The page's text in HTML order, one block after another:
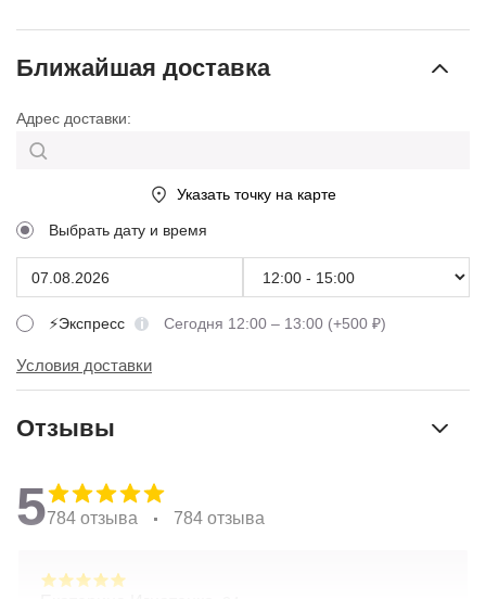
Ближайшая доставка
Адрес доставки:
Указать точку на карте
Выбрать дату и время
⚡Экспресс Сегодня 12:00 – 13:00 (+500 ₽)
Условия доставки
Отзывы
5784 отзыва 784 отзыва